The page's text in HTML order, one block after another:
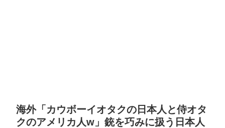
海外「カウボーイオタクの日本人と侍オタ
クのアメリカ人w」銃を巧みに扱う日本人